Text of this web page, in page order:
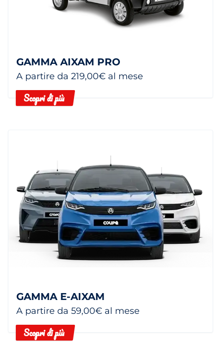
GAMMA AIXAM PRO
A partire da 219,00€ al mese
Scopri di più
GAMMA E-AIXAM
A partire da 59,00€ al mese
Scopri di più